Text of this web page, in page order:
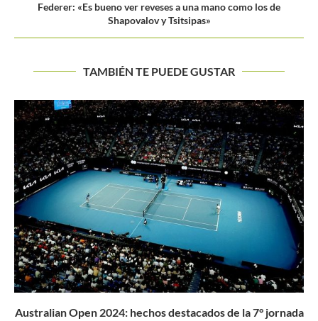
Federer: «Es bueno ver reveses a una mano como los de
Shapovalov y Tsitsipas»
TAMBIÉN TE PUEDE GUSTAR
WTA 1000 Madrid 2026: los registros de Marta